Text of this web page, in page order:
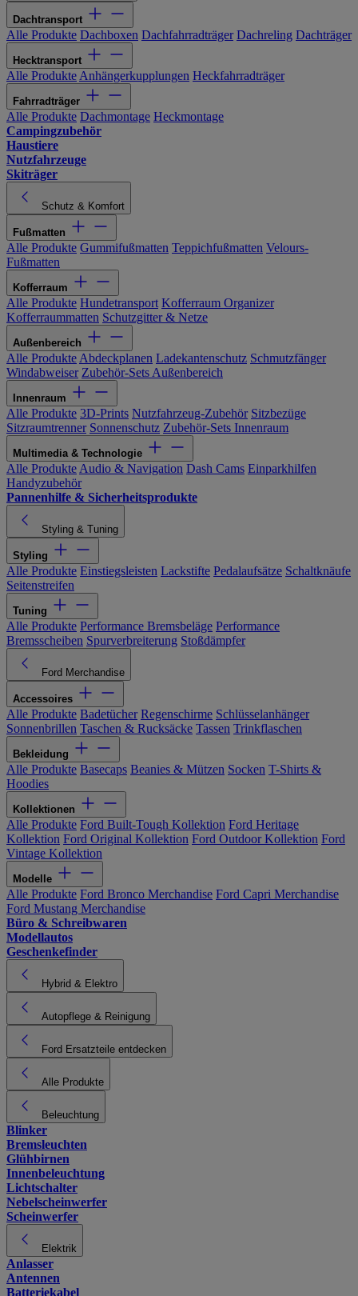
Dachtransport
Alle Produkte Dachboxen Dachfahrradträger Dachreling Dachträger
Hecktransport
Alle Produkte Anhängerkupplungen Heckfahrradträger
Fahrradträger
Alle Produkte Dachmontage Heckmontage
Campingzubehör
Haustiere
Nutzfahrzeuge
Skiträger
Schutz & Komfort
Fußmatten
Alle Produkte Gummifußmatten Teppichfußmatten Velours-
Fußmatten
Kofferraum
Alle Produkte Hundetransport Kofferraum Organizer
Kofferraummatten Schutzgitter & Netze
Außenbereich
Alle Produkte Abdeckplanen Ladekantenschutz Schmutzfänger
Windabweiser Zubehör-Sets Außenbereich
Innenraum
Alle Produkte 3D-Prints Nutzfahrzeug-Zubehör Sitzbezüge
Sitzraumtrenner Sonnenschutz Zubehör-Sets Innenraum
Multimedia & Technologie
Alle Produkte Audio & Navigation Dash Cams Einparkhilfen
Handyzubehör
Pannenhilfe & Sicherheitsprodukte
Styling & Tuning
Styling
Alle Produkte Einstiegsleisten Lackstifte Pedalaufsätze Schaltknäufe
Seitenstreifen
Tuning
Alle Produkte Performance Bremsbeläge Performance
Bremsscheiben Spurverbreiterung Stoßdämpfer
Ford Merchandise
Accessoires
Alle Produkte Badetücher Regenschirme Schlüsselanhänger
Sonnenbrillen Taschen & Rucksäcke Tassen Trinkflaschen
Bekleidung
Alle Produkte Basecaps Beanies & Mützen Socken T-Shirts &
Hoodies
Kollektionen
Alle Produkte Ford Built-Tough Kollektion Ford Heritage
Kollektion Ford Original Kollektion Ford Outdoor Kollektion Ford
Vintage Kollektion
Modelle
Alle Produkte Ford Bronco Merchandise Ford Capri Merchandise
Ford Mustang Merchandise
Büro & Schreibwaren
Modellautos
Geschenkefinder
Hybrid & Elektro
Autopflege & Reinigung
Ford Ersatzteile entdecken
Alle Produkte
Beleuchtung
Blinker
Bremsleuchten
Glühbirnen
Innenbeleuchtung
Lichtschalter
Nebelscheinwerfer
Scheinwerfer
Elektrik
Anlasser
Antennen
Batteriekabel